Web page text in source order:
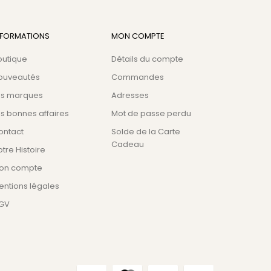
marques
bonnes affaires
Histoire
compte
légales
MON COMPTE
Détails du compte
Commandes
Adresses
Mot de passe perdu
Solde de la Carte
Cadeau